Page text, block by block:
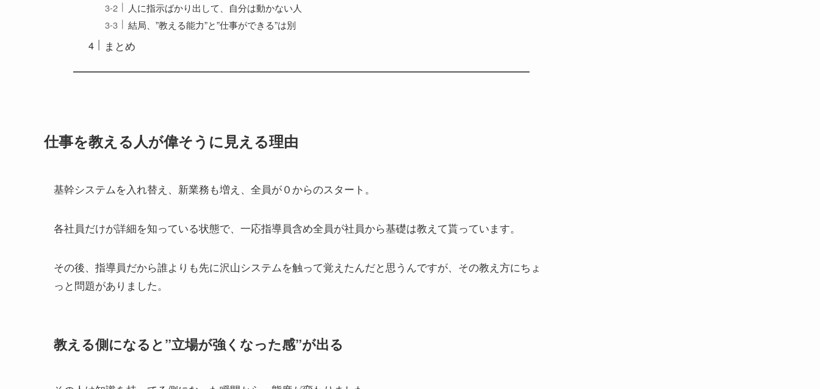
人に指示ばかり出して、自分は動かない人
結局、”教える能力”と”仕事ができる”は別
まとめ
仕事を教える人が偉そうに見える理由
基幹システムを入れ替え、新業務も増え、全員が０からのスタート。
各社員だけが詳細を知っている状態で、一応指導員含め全員が社員から基礎は教えて貰っています。
その後、指導員だから誰よりも先に沢山システムを触って覚えたんだと思うんですが、その教え方にちょ
っと問題がありました。
教える側になると”立場が強くなった感”が出る